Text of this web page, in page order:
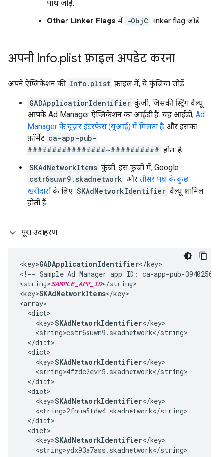
पाथ जोड़ें.
Other Linker Flags में -ObjC linker flag जोड़ें.
अपनी Info.plist फ़ाइल अपडेट करना
अपने ऐप्लिकेशन की Info.plist फ़ाइल में, ये कुंजियां जोड़ें:
GADApplicationIdentifier कुंजी, जिसकी स्ट्रिंग वैल्यू
आपके Ad Manager ऐप्लिकेशन का आईडी है. यह आईडी, Ad
Manager के यूज़र इंटरफ़ेस (यूआई) में मिलता है और इसका
फ़ॉर्मैट ca-app-pub-
################~########## होता है.
SKAdNetworkItems कुंजी. इस कुंजी में, Google
cstr6suwn9.skadnetwork और तीसरे पक्ष के कुछ
खरीदारों के लिए SKAdNetworkIdentifier वैल्यू शामिल
होती हैं.
पूरा उदाहरण
<key>GADApplicationIdentifier</key>
<!-- Sample Ad Manager app ID: ca-app-pub-
<string>SAMPLE_APP_ID</string>
<key>SKAdNetworkItems</key>
<array>
  <dict>
    <key>
SKAdNetworkIdentifier</key>
    <string>cstr6suwn9.skadnetwork</string>
  </dict>
  <dict>
    <key>
SKAdNetworkIdentifier</key>
    <string>4fzdc2evr5.skadnetwork</string>
  </dict>
  <dict>
    <key>
SKAdNetworkIdentifier</key>
    <string>2fnua5tdw4.skadnetwork</string>
  </dict>
  <dict>
    <key>
SKAdNetworkIdentifier</key>
    <string>ydx93a7ass.skadnetwork</string>